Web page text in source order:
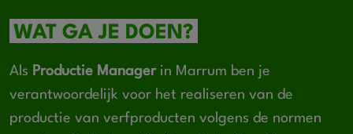
WAT GA JE DOEN?
Als Productie Managerin Marrum ben je
verantwoordelijk voor het realiseren van de
productie van verfproducten volgens de normen